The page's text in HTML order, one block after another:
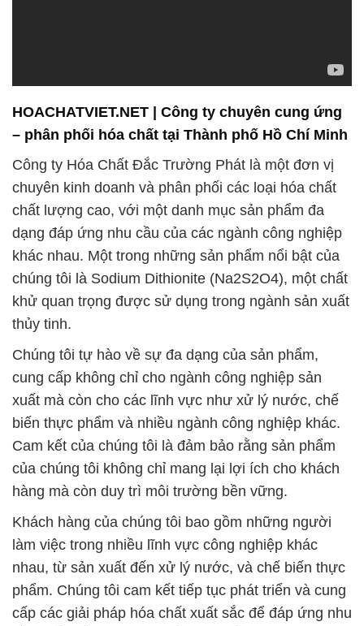
HOACHATVIET.NET | Công ty chuyên cung ứng
– phân phối hóa chất tại Thành phố Hồ Chí Minh
Công ty Hóa Chất Đắc Trường Phát là một đơn vị
chuyên kinh doanh và phân phối các loại hóa chất
chất lượng cao, với một danh mục sản phẩm đa
dạng đáp ứng nhu cầu của các ngành công nghiệp
khác nhau. Một trong những sản phẩm nổi bật của
chúng tôi là Sodium Dithionite (Na2S2O4), một chất
khử quan trọng được sử dụng trong ngành sản xuất
thủy tinh.
Chúng tôi tự hào về sự đa dạng của sản phẩm,
cung cấp không chỉ cho ngành công nghiệp sản
xuất mà còn cho các lĩnh vực như xử lý nước, chế
biến thực phẩm và nhiều ngành công nghiệp khác.
Cam kết của chúng tôi là đảm bảo rằng sản phẩm
của chúng tôi không chỉ mang lại lợi ích cho khách
hàng mà còn duy trì môi trường bền vững.
Khách hàng của chúng tôi bao gồm những người
làm việc trong nhiều lĩnh vực công nghiệp khác
nhau, từ sản xuất đến xử lý nước, và chế biến thực
phẩm. Chúng tôi cam kết tiếp tục phát triển và cung
cấp các giải pháp hóa chất xuất sắc để đáp ứng nhu